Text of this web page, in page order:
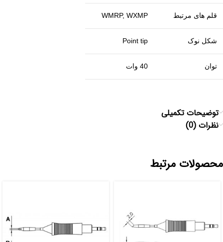
قلم های مرتبط WMRP, WXMP
شکل نوک Point tip
توان 40 وات
توضیحات تکمیلی
نظرات (0)
محصولات مرتبط